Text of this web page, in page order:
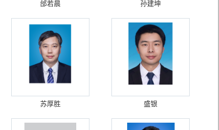
邰若晨 孙建坤
苏厚胜 盛银